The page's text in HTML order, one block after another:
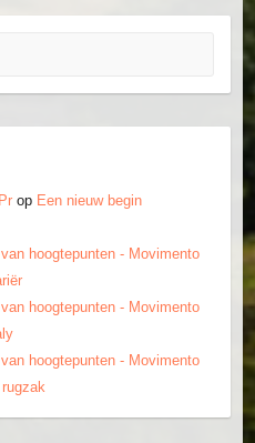
op Een nieuw begin
hoogtepunten - Movimento
hoogtepunten - Movimento
hoogtepunten - Movimento
rugzak